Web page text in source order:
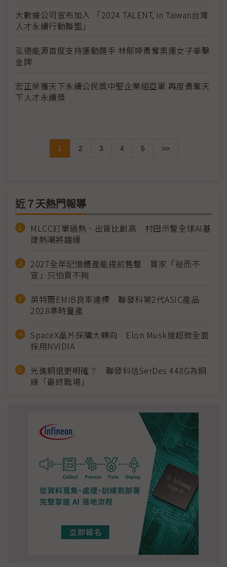
大數據公司宣布加入 「2024 TALENT, in Taiwan台灣
人才永續行動聯盟」
泓德能源首度支持運動選手 林郁婷勇奪奧運女子拳擊
金牌
宏正榮獲天下永續公民獎中堅企業組亞軍 再度勇奪天
下人才永續獎
1 2 3 4 5 >>
近７天熱門報導
MLCC訂單過熱、出貨比創高 村田示警全球AI基
建熱潮將趨緩
2027全年記憶體產能提前售罄 買家「祕而不
宣」只怕買不夠
英特爾EMIB良率達標 聯發科第2代ASIC產品
2028準時量產
SpaceX晶片採購大轉向 Elon Musk捨超微全面
採用NVIDIA
光進銅退更明確？ 聯發科估SerDes 448G為銅
線「最終戰場」